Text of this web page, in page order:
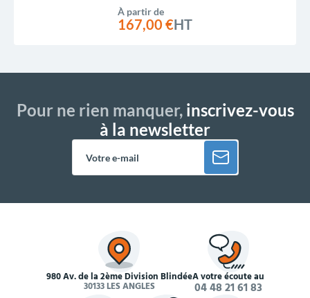
À partir de
167,00 €HT
Pour ne rien manquer,inscrivez-vous
à la newsletter
980 Av. de la 2ème Division Blindée
30133 LES ANGLES
À votre écoute au
04 48 21 61 83